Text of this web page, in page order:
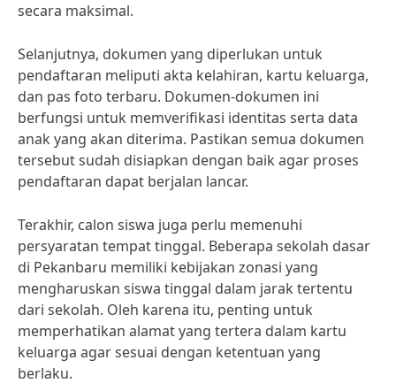
secara maksimal.
Selanjutnya, dokumen yang diperlukan untuk
pendaftaran meliputi akta kelahiran, kartu keluarga,
dan pas foto terbaru. Dokumen-dokumen ini
berfungsi untuk memverifikasi identitas serta data
anak yang akan diterima. Pastikan semua dokumen
tersebut sudah disiapkan dengan baik agar proses
pendaftaran dapat berjalan lancar.
Terakhir, calon siswa juga perlu memenuhi
persyaratan tempat tinggal. Beberapa sekolah dasar
di Pekanbaru memiliki kebijakan zonasi yang
mengharuskan siswa tinggal dalam jarak tertentu
dari sekolah. Oleh karena itu, penting untuk
memperhatikan alamat yang tertera dalam kartu
keluarga agar sesuai dengan ketentuan yang
berlaku.